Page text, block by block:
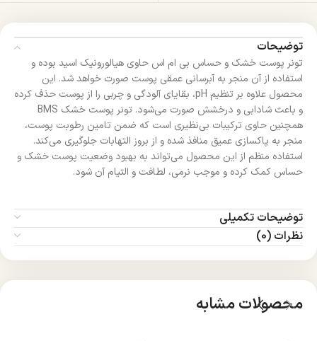
توضیحات
تونر پوست خشک و حساس بی ام اس حاوی هیالورونیک اسید بوده و
استفاده از آن منجر به آبرسانی عمقی پوست صورت خواهد شد. این
محصول علاوه بر تنظیم pH، بقایای آلودگی و چربی را از پوست حذف کرده
و باعث شادابی و درخشش صورت می‌شود. تونر پوست خشک BMS
همچنین حاوی ترکیبات بی‌نظیری است که ضمن تامین رطوبت پوست،
منجر به پاکسازی عمیق منافذ شده و از بروز التهابات جلوگیری می‌کند.
استفاده منظم از این محصول می‌تواند به بهبود وضعیت پوست خشک و
حساس کمک کرده و موجب نرمی، لطافت و التیام آن شود.
توضیحات تکمیلی
نظرات (0)
محصولات مشابه